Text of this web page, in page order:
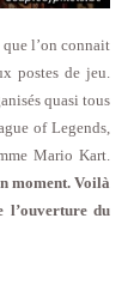
l’on connait
postes de jeu.
quasi tous
of Legends,
Mario Kart.
moment. Voilà
l’ouverture du